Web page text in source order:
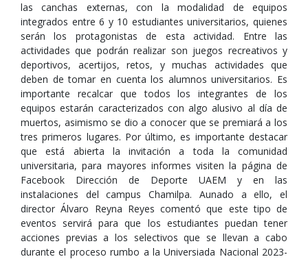
las canchas externas, con la modalidad de equipos
integrados entre 6 y 10 estudiantes universitarios, quienes
serán los protagonistas de esta actividad. Entre las
actividades que podrán realizar son juegos recreativos y
deportivos, acertijos, retos, y muchas actividades que
deben de tomar en cuenta los alumnos universitarios. Es
importante recalcar que todos los integrantes de los
equipos estarán caracterizados con algo alusivo al día de
muertos, asimismo se dio a conocer que se premiará a los
tres primeros lugares. Por último, es importante destacar
que está abierta la invitación a toda la comunidad
universitaria, para mayores informes visiten la página de
Facebook Dirección de Deporte UAEM y en las
instalaciones del campus Chamilpa. Aunado a ello, el
director Álvaro Reyna Reyes comentó que este tipo de
eventos servirá para que los estudiantes puedan tener
acciones previas a los selectivos que se llevan a cabo
durante el proceso rumbo a la Universiada Nacional 2023-